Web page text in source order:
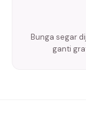
Bunga segar
ganti